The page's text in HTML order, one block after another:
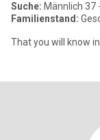
Suche: Männlich 37
Familienstand:
That you will know in